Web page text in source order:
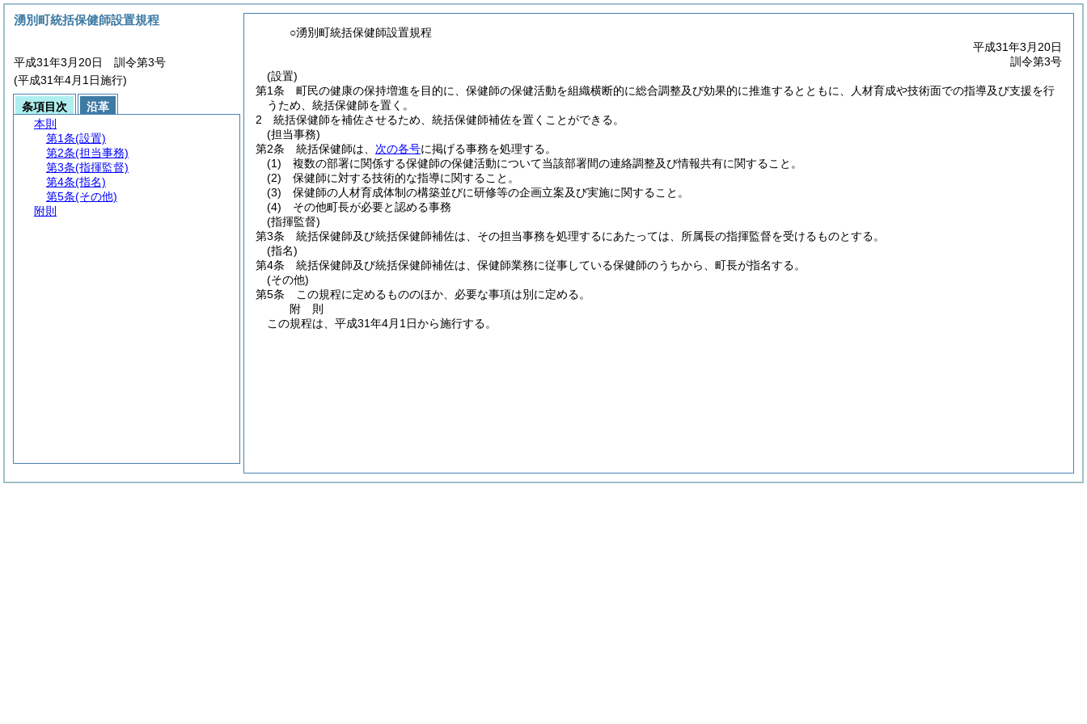
○湧別町統括保健師設置規程
平成31年3月20日
訓令第3号
(設置)
第1条
町民の健康の保持増進を目的に、保健師の保健活動を組織横断的に総合調整及び効果的に推進するとともに、人材育成や技術面での指導及び支援を行
うため、統括保健師を置く。
2
統括保健師を補佐させるため、統括保健師補佐を置くことができる。
(担当事務)
第2条
統括保健師は、 次の各号に掲げる事務を処理する。
(1)
複数の部署に関係する保健師の保健活動について当該部署間の連絡調整及び情報共有に関すること。
(2)
保健師に対する技術的な指導に関すること。
(3)
保健師の人材育成体制の構築並びに研修等の企画立案及び実施に関すること。
(4)
その他町長が必要と認める事務
(指揮監督)
第3条
統括保健師及び統括保健師補佐は、その担当事務を処理するにあたっては、所属長の指揮監督を受けるものとする。
(指名)
第4条
統括保健師及び統括保健師補佐は、保健師業務に従事している保健師のうちから、町長が指名する。
(その他)
第5条
この規程に定めるもののほか、必要な事項は別に定める。
附 則
この規程は、平成31年4月1日から施行する。
湧別町統括保健師設置規程
平成31年3月20日 訓令第3号
(平成31年4月1日施行)
条項目次
沿革
本則
第1条(設置)
第2条(担当事務)
第3条(指揮監督)
第4条(指名)
第5条(その他)
附則